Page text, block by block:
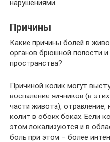
нарушениями.
Причины
Какие причины болей в
органов брюшной полости
пространства?
Причиной колик могут
воспаление яичников (в
части живота), отравление,
колит в обоих боках. Если
этом локализуются и в
боль при этом – более